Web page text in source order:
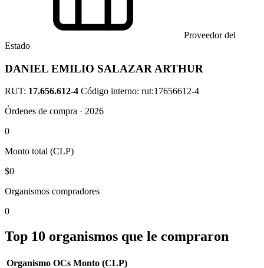
Proveedor del
Estado
DANIEL EMILIO SALAZAR ARTHUR
RUT: 17.656.612-4 Código interno: rut:17656612-4
Órdenes de compra · 2026
0
Monto total (CLP)
$0
Organismos compradores
0
Top 10 organismos que le compraron
Organismo OCs Monto (CLP)